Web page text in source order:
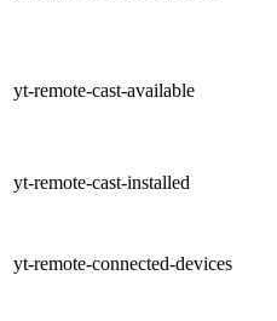
yt-remote-cast-available
yt-remote-cast-installed
yt-remote-connected-devices